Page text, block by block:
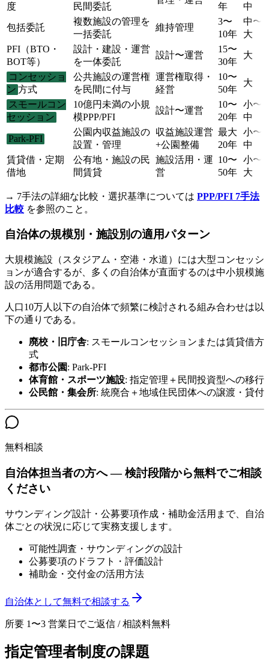
度 民間委託 年 中
包括委託
複数施設の管理を
一括委託
維持管理
3〜
10年
中〜
大
PFI（BTO・
BOT等）
設計・建設・運営
を一体委託
設計〜運営
15〜
30年
大
コンセッショ
ン 方式
公共施設の運営権
を民間に付与
運営権取得・
経営
10〜
50年
大
スモールコン
セッション
10億円未満の小規
模PPP/PFI
設計〜運営
10〜
20年
小〜
中
Park-PFI
公園内収益施設の
設置・管理
収益施設運営
+公園整備
最大
20年
小〜
中
賃貸借・定期
借地
公有地・施設の民
間賃貸
施設活用・運
営
10〜
50年
小〜
大
→ 7手法の詳細な比較・選択基準については PPP/PFI 7手法
比較 を参照のこと。
自治体の規模別・施設別の適用パターン
大規模施設（スタジアム・空港・水道）には大型コンセッシ
ョンが適合するが、多くの自治体が直面するのは中小規模施
設の活用問題である。
人口10万人以下の自治体で頻繁に検討される組み合わせは以
下の通りである。
廃校・旧庁舎: スモールコンセッションまたは賃貸借方
式
都市公園: Park-PFI
体育館・スポーツ施設: 指定管理＋民間投資型への移行
公民館・集会所: 統廃合＋地域住民団体への譲渡・貸付
無料相談
自治体担当者の方へ — 検討段階から無料でご相談
ください
サウンディング設計・公募要項作成・補助金活用まで、自治
体ごとの状況に応じて実務支援します。
可能性調査・サウンディングの設計
公募要項のドラフト・評価設計
補助金・交付金の活用方法
自治体として無料で相談する
所要 1〜3 営業日でご返信 / 相談料無料
指定管理者制度の課題